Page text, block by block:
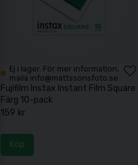
Ej i lager. För mer information,
maila info@mattssonsfoto.se
Fujifilm Instax Instant Film Square
Färg 10-pack
159 kr
Köp